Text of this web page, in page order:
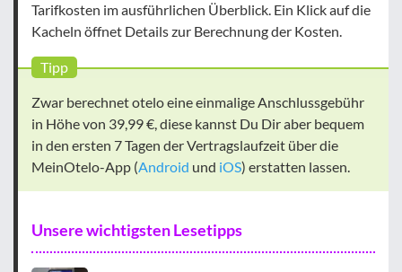
Tarifkosten im ausführlichen Überblick. Ein Klick auf die
Kacheln öffnet Details zur Berechnung der Kosten.
Tipp
Zwar berechnet otelo eine einmalige Anschlussgebühr
in Höhe von 39,99 €, diese kannst Du Dir aber bequem
in den ersten 7 Tagen der Vertragslaufzeit über die
MeinOtelo-App (Android und iOS) erstatten lassen.
Unsere wichtigsten Lesetipps